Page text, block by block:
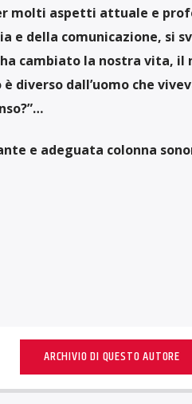
molti aspetti attuale e
e della comunicazione, si
cambiato la nostra vita, il
diverso dall’uomo che
e adeguata colonna
ARCHIVIO DI QUESTO AUTORE